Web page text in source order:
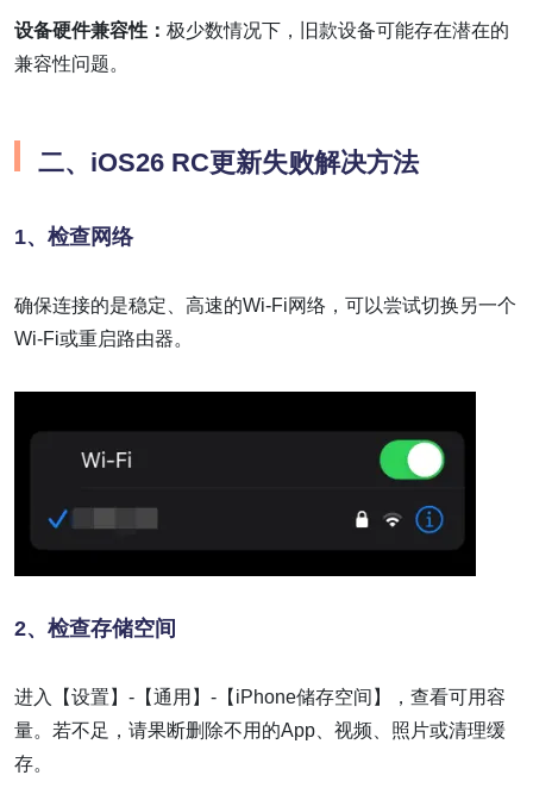
设备硬件兼容性： 极少数情况下，旧款设备可能存在潜在的
兼容性问题。
二、iOS26 RC更新失败解决方法
1、 检查网络
确保连接的是稳定、高速的Wi-Fi网络，可以尝试切换另一个
Wi-Fi或重启路由器。
2、 检查存储空间
进入【设置】-【通用】-【iPhone储存空间】，查看可用容
量。若不足，请果断删除不用的App、视频、照片或清理缓
存。